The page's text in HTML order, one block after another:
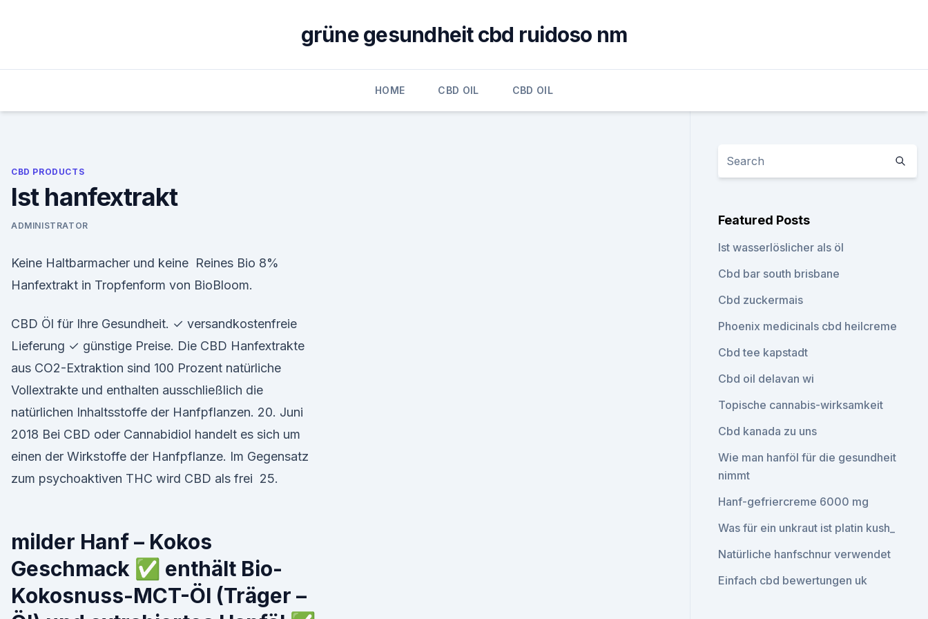
grüne gesundheit cbd ruidoso nm
HOME CBD OIL CBD OIL
CBD PRODUCTS
Ist hanfextrakt
ADMINISTRATOR
Keine Haltbarmacher und keine Reines Bio 8%
Hanfextrakt in Tropfenform von BioBloom.
CBD Öl für Ihre Gesundheit. ✓ versandkostenfreie
Lieferung ✓ günstige Preise. Die CBD Hanfextrakte
aus CO2-Extraktion sind 100 Prozent natürliche
Vollextrakte und enthalten ausschließlich die
natürlichen Inhaltsstoffe der Hanfpflanzen. 20. Juni
2018 Bei CBD oder Cannabidiol handelt es sich um
einen der Wirkstoffe der Hanfpflanze. Im Gegensatz
zum psychoaktiven THC wird CBD als frei 25.
milder Hanf – Kokos
Geschmack ✅ enthält Bio-
Kokosnuss-MCT-Öl (Träger –
Featured Posts
Ist wasserlöslicher als öl
Cbd bar south brisbane
Cbd zuckermais
Phoenix medicinals cbd heilcreme
Cbd tee kapstadt
Cbd oil delavan wi
Topische cannabis-wirksamkeit
Cbd kanada zu uns
Wie man hanföl für die gesundheit
nimmt
Hanf-gefriercreme 6000 mg
Was für ein unkraut ist platin kush_
Natürliche hanfschnur verwendet
Einfach cbd bewertungen uk